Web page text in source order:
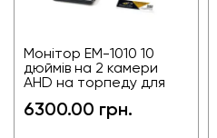
Монітор EM-1010 10
дюймів на 2 камери
AHD на торпеду для
спецтехніки
6300.00 грн.